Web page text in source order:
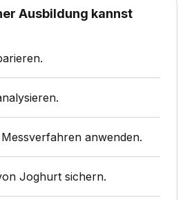
Ausbildung kannst
anwenden.
Joghurt sichern.